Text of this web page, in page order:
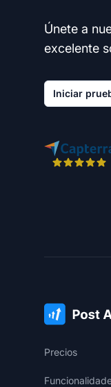
Únete a
excelente
Iniciar
Precios